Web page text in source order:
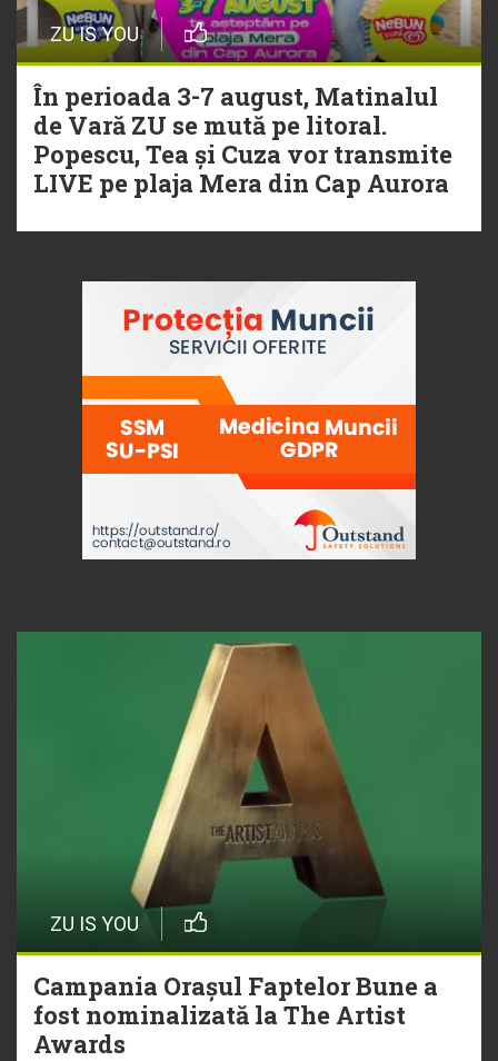
ZU IS YOU
În perioada 3-7 august, Matinalul
de Vară ZU se mută pe litoral.
Popescu, Tea și Cuza vor transmite
LIVE pe plaja Mera din Cap Aurora
ZU IS YOU
Campania Orașul Faptelor Bune a
fost nominalizată la The Artist
Awards